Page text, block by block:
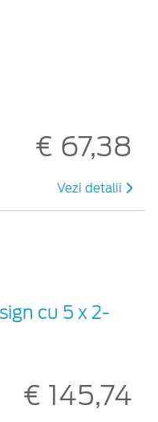
€ 67,38
Vezi detalii
cu 5 x 2-
€ 145,74